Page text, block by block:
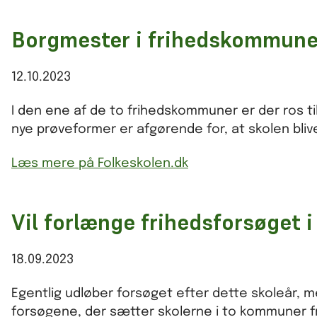
Borgmester i
12.10.2023
I den ene af de to frihedskommuner er der
nye prøveformer er afgørende for, at skolen
Læs mere på Folkeskolen.dk
Vil forlænge frihedsforsøget i
18.09.2023
Egentlig udløber forsøget efter dette skoleår,
forsøgene, der sætter skolerne i to kommuner